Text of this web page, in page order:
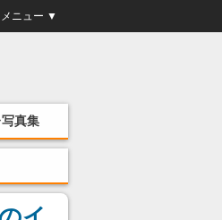
メニュー ▼
真集